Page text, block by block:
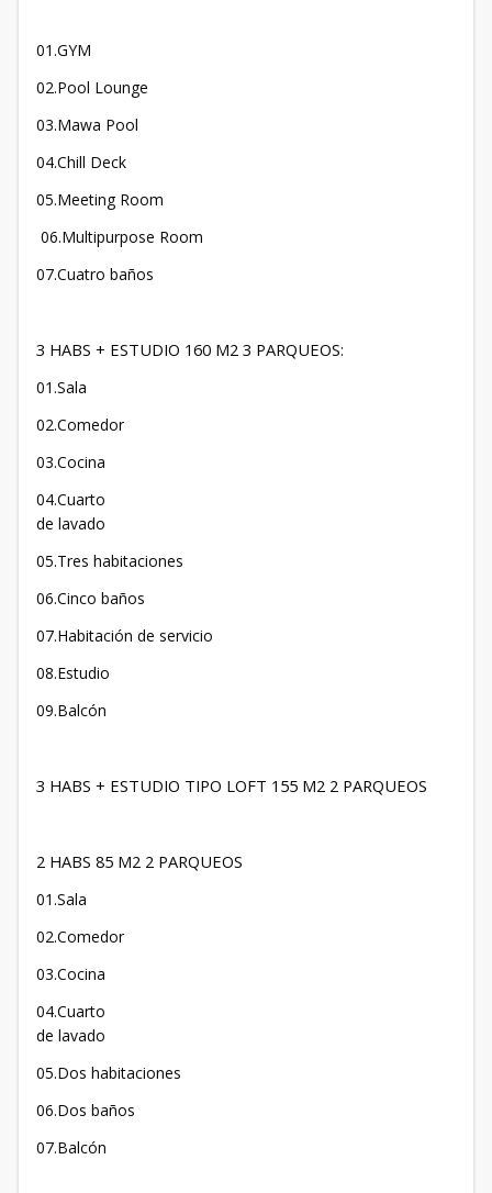
01.GYM
02.Pool Lounge
03.Mawa Pool
04.Chill Deck
05.Meeting Room
06.Multipurpose Room
07.Cuatro baños
3 HABS + ESTUDIO 160 M2 3 PARQUEOS:
01.Sala
02.Comedor
03.Cocina
04.Cuarto
de lavado
05.Tres habitaciones
06.Cinco baños
07.Habitación de servicio
08.Estudio
09.Balcón
3 HABS + ESTUDIO TIPO LOFT 155 M2 2 PARQUEOS
2 HABS 85 M2 2 PARQUEOS
01.Sala
02.Comedor
03.Cocina
04.Cuarto
de lavado
05.Dos habitaciones
06.Dos baños
07.Balcón